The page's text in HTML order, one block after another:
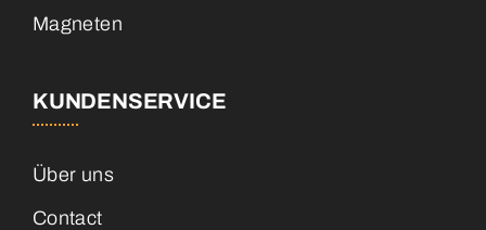
Magneten
KUNDENSERVICE
Über uns
Contact